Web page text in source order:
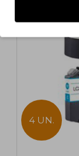
4 UN.